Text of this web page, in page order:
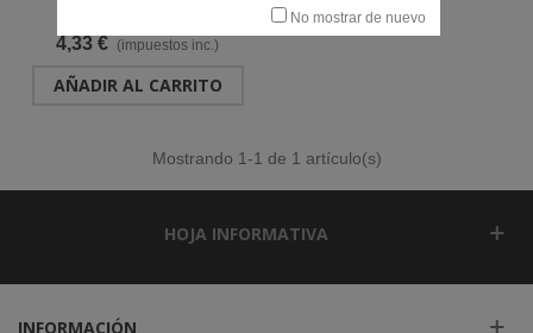
4,33 € (impuestos inc.)
AÑADIR AL CARRITO
Mostrando 1-1 de 1 artículo(s)
HOJA INFORMATIVA
INFORMACIÓN
No mostrar de nuevo